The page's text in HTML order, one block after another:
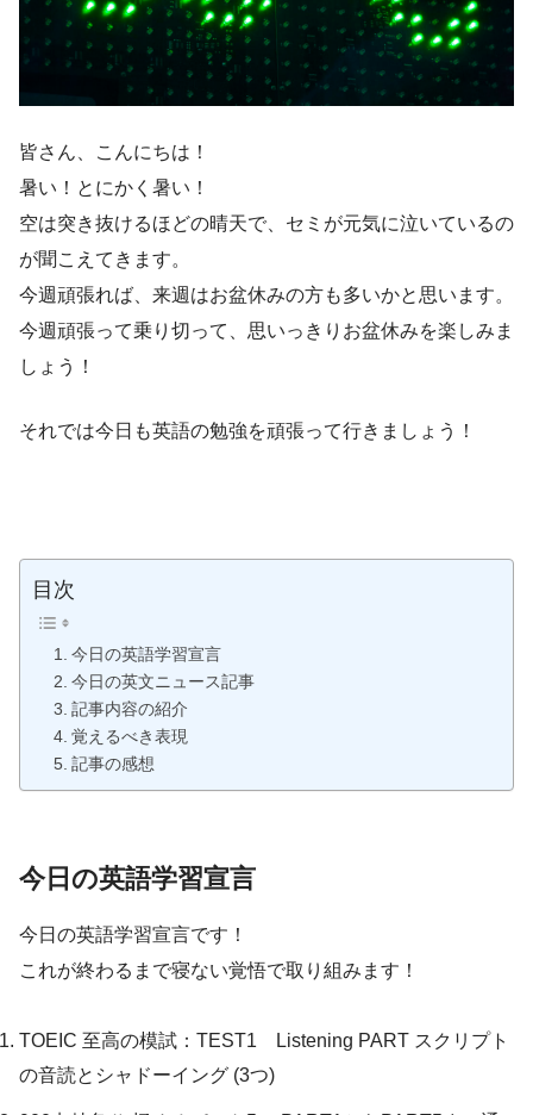
皆さん、こんにちは！
暑い！とにかく暑い！
空は突き抜けるほどの晴天で、セミが元気に泣いているの
が聞こえてきます。
今週頑張れば、来週はお盆休みの方も多いかと思います。
今週頑張って乗り切って、思いっきりお盆休みを楽しみま
しょう！
それでは今日も英語の勉強を頑張って行きましょう！
目次
今日の英語学習宣言
今日の英文ニュース記事
記事内容の紹介
覚えるべき表現
記事の感想
今日の英語学習宣言
今日の英語学習宣言です！
これが終わるまで寝ない覚悟で取り組みます！
TOEIC 至高の模試：TEST1 Listening PART スクリプト
の音読とシャドーイング (3つ)